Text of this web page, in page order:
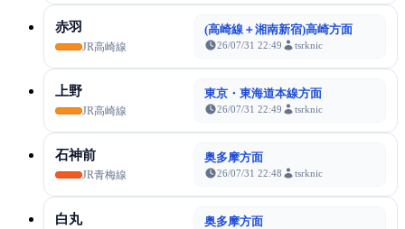
赤羽
JR高崎線
(高崎線＋湘南新宿)高崎方面
26/07/31 22:49 tsrknic
上野
JR高崎線
東京・東海道本線方面
26/07/31 22:49 tsrknic
石神前
JR青梅線
奥多摩方面
26/07/31 22:48 tsrknic
白丸 奥多摩方面